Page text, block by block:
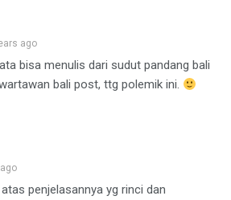
ago
bisa menulis dari sudut pandang bali
bali post, ttg polemik ini.
penjelasannya yg rinci dan